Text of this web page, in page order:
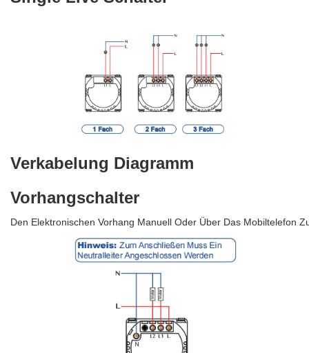
Verkabelung Diagramm
Vorhangschalter
Den Elektronischen Vorhang Manuell Oder Über Das Mobiltelefon